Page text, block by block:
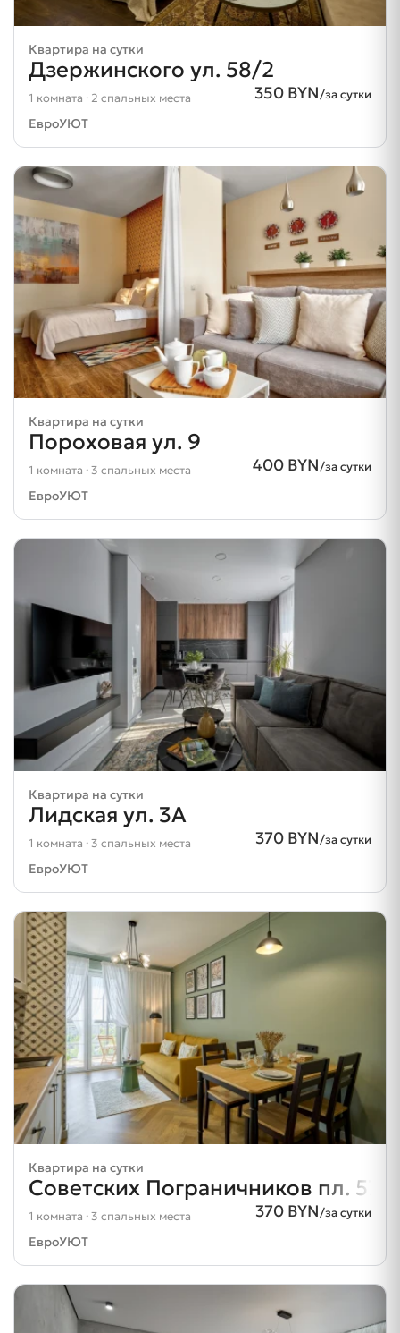
Квартира на сутки
Дзержинского ул. 58/2
350 BYN/за сутки
1 комната · 2 спальных места
ЕвроУЮТ
Квартира на сутки
Пороховая ул. 9
400 BYN/за сутки
1 комната · 3 спальных места
ЕвроУЮТ
Квартира на сутки
Лидская ул. 3А
370 BYN/за сутки
1 комната · 3 спальных места
ЕвроУЮТ
Квартира на сутки
Советских Пограничников пл. 57
370 BYN/за сутки
1 комната · 3 спальных места
ЕвроУЮТ